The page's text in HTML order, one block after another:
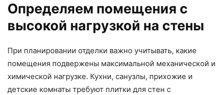
Определяем помещения с
высокой нагрузкой на стены
При планировании отделки важно учитывать, какие
помещения подвержены максимальной механической и
химической нагрузке. Кухни, санузлы, прихожие и
детские комнаты требуют плитки для стен с